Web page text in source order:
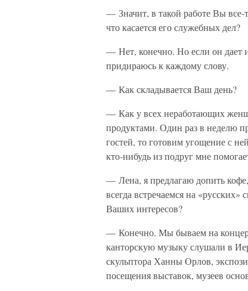
— Значит, в такой работе Вы все-
что касается его служебных дел?
— Нет, конечно. Но если он дает
придираюсь к каждому слову.
— Как складывается Ваш день?
— Как у всех неработающих
продуктами. Один раз в неделю
гостей, то готовим угощение с
кто-нибудь из подруг мне
— Лена, я предлагаю допить
всегда встречаемся на «русских»
Ваших интересов?
— Конечно. Мы бываем на
канторскую музыку слушали в
скульптора Ханны Орлов,
посещения выставок, музеев